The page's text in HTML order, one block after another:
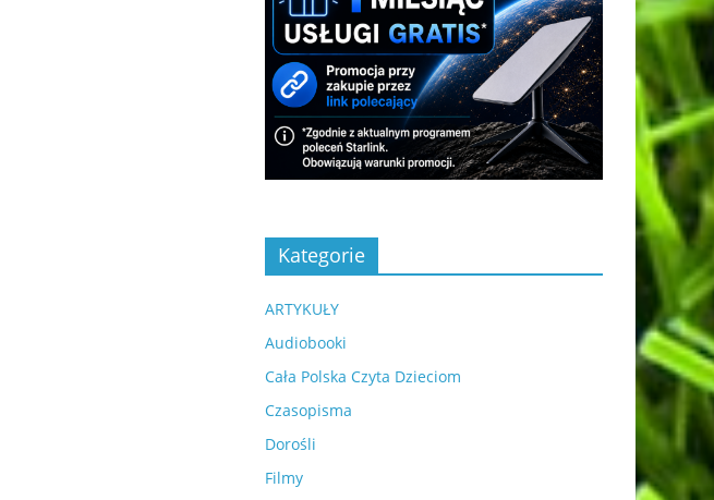
Kategorie
ARTYKUŁY
Audiobooki
Cała Polska Czyta Dzieciom
Czasopisma
Dorośli
Filmy